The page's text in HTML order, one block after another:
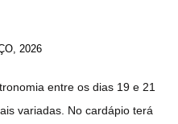
2026
entre os dias 19 e 21
variadas. No cardápio terá